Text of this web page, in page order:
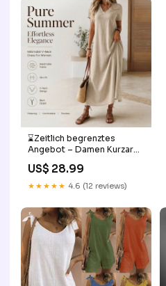
⌛Zeitlich begrenztes
Angebot – Damen Kurzarm
Teens
US$ 28.99
★★★★★ 4.6 (12 reviews)